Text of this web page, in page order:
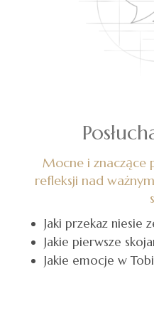
Mocne i znaczące
refleksji nad
Jaki przekaz niesie
Jakie pierwsze
Jakie emocje w